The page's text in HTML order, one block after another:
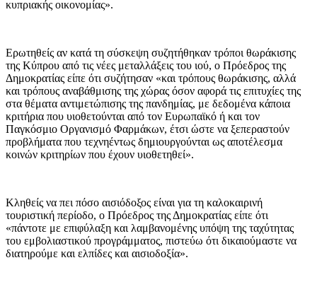
κυπριακής οικονομίας».
Ερωτηθείς αν κατά τη σύσκεψη συζητήθηκαν τρόποι θωράκισης
της Κύπρου από τις νέες μεταλλάξεις του ιού, ο Πρόεδρος της
Δημοκρατίας είπε ότι συζήτησαν «και τρόπους θωράκισης, αλλά
και τρόπους αναβάθμισης της χώρας όσον αφορά τις επιτυχίες της
στα θέματα αντιμετώπισης της πανδημίας, με δεδομένα κάποια
κριτήρια που υιοθετούνται από τον Ευρωπαϊκό ή και τον
Παγκόσμιο Οργανισμό Φαρμάκων, έτσι ώστε να ξεπεραστούν
προβλήματα που τεχνηέντως δημιουργούνται ως αποτέλεσμα
κοινών κριτηρίων που έχουν υιοθετηθεί».
Κληθείς να πει πόσο αισιόδοξος είναι για τη καλοκαιρινή
τουριστική περίοδο, ο Πρόεδρος της Δημοκρατίας είπε ότι
«πάντοτε με επιφύλαξη και λαμβανομένης υπόψη της ταχύτητας
του εμβολιαστικού προγράμματος, πιστεύω ότι δικαιούμαστε να
διατηρούμε και ελπίδες και αισιοδοξία».